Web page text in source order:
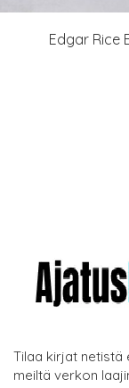
Edgar Rice
Tilaa kirjat netistä
meiltä verkon